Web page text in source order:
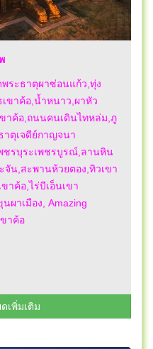
ระธาตุผาซ่อนแก้ว,ทุ่ง
ขาค้อ,น้ำหนาว,ผาหัว
าค้อ,ถนนคนเดินไทหล่ม,ภู
าตุเจดีย์กาญจนา
ชรบุระเพชรบูรณ์,ลานหิน
จัน,สะพานห้วยตอง,ทิวเขา
าค้อ,ไร่บีเอ็นเขา
ผาเมือง, Amazing
าค้อ
เพิ่มเติม